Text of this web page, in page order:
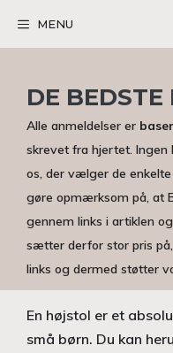
MENU
DE
Alle anmeldelser er
skrevet fra hjertet. Ingen
os, der vælger de
gøre opmærksom på, at
gennem links i artiklen
sætter derfor stor pris
links og dermed støtter
En højstol er et
små børn. Du kan